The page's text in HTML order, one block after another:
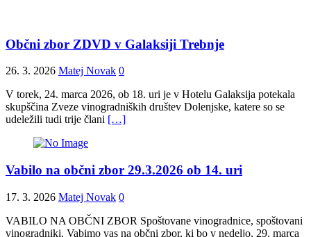
Občni zbor ZDVD v Galaksiji Trebnje
26. 3. 2026 Matej Novak 0
V torek, 24. marca 2026, ob 18. uri je v Hotelu Galaksija potekala
skupščina Zveze vinogradniških društev Dolenjske, katere so se
udeležili tudi trije člani […]
Vabilo na občni zbor 29.3.2026 ob 14. uri
17. 3. 2026 Matej Novak 0
VABILO NA OBČNI ZBOR Spoštovane vinogradnice, spoštovani
vinogradniki. Vabimo vas na občni zbor, ki bo v nedeljo, 29. marca